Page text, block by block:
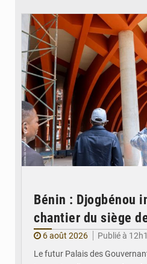
Bénin : Djogbénou
chantier du siège
6 août 2026
Publié à
Le futur Palais des